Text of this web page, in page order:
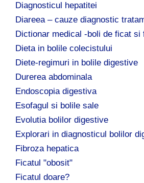
Diagnosticul hepatitei
Diareea – cauze diagnostic
Dictionar medical -boli de ficat si
Dieta in bolile colecistului
Diete-regimuri in bolile digestive
Durerea abdominala
Endoscopia digestiva
Esofagul si bolile sale
Evolutia bolilor digestive
Explorari in diagnosticul bolilor
Fibroza hepatica
Ficatul "obosit"
Ficatul doare?